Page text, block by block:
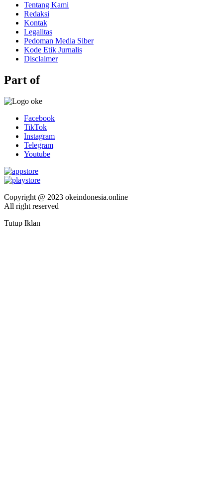
Tentang Kami
Redaksi
Kontak
Legalitas
Pedoman Media Siber
Kode Etik Jurnalis
Disclaimer
Part of
Facebook
TikTok
Instagram
Telegram
Youtube
Copyright @ 2023 okeindonesia.online
All right reserved
Tutup Iklan